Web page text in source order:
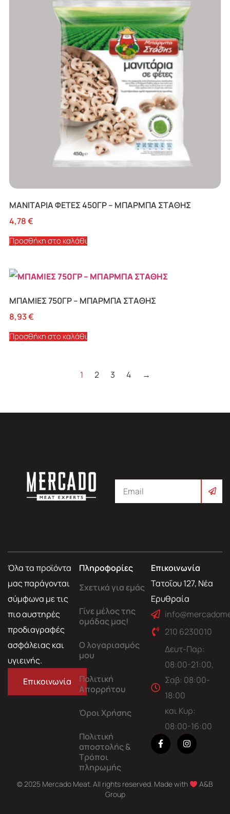
ΜΑΝΙΤΑΡΙΑ ΦΕΤΕΣ 450ΓΡ – ΜΠΑΡΜΠΑ ΣΤΑΘΗΣ
4,78€
Προσθήκη στο καλάθι
ΜΠΑΜΙΕΣ 750ΓΡ – ΜΠΑΡΜΠΑ ΣΤΑΘΗΣ
8,93€
Προσθήκη στο καλάθι
1 2 3 4 →
Όλα τα προϊόντα
μας παράγονται
σύμφωνα με τις
πιο αυστηρές
προδιαγραφές
ασφάλειας και
υγιεινής.
Επικοινωνία
Πληροφορίες
Σχετικά για εμάς
Γίνε μέλος της
ομάδας μας!
Ο λογαριασμός
μου
Πολιτική
Απορρήτου
Όροι Χρήσης
Πολιτική
αποστολής &
Τρόποι
πληρωμής
Επικοινωνία
Τατοΐου 127, Νέα
Ερυθραία
210 6230010
Δευτ-Παρ:
08:00-21:00,
Σαβ: 08:00-
18:00
και Κυρ:
08:00-16:00
© 2025 Mercado Meat. All rights reserved. Made with
A&B
Group